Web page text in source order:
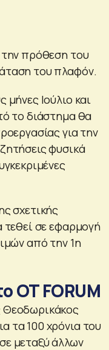
την πρόθεση του
του πλαφόν.
Ιούλιο και
το διάστημα θα
για την
φυσικά
σχετικής
τεθεί σε εφαρμογή
από την 1η
OT FORUM
τα 100 χρόνια του
μεταξύ άλλων